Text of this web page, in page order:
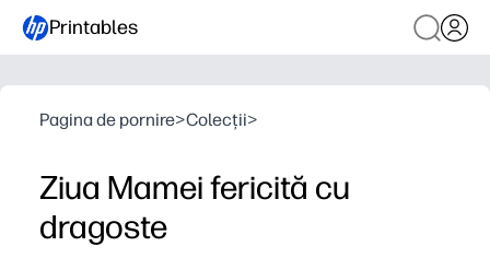
Printables
Pagina de pornire>Colecții>
Ziua Mamei fericită cu
dragoste